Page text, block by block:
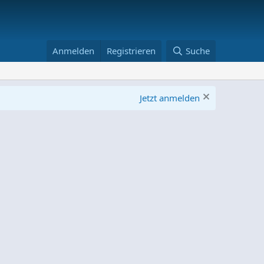
Anmelden Registrieren Suche
Jetzt anmelden